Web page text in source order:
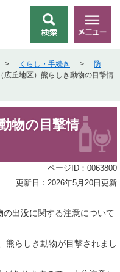
索
メ
ニ
ー
> くらし・手続き >
防
（広丘地区）熊らしき動物の目撃情
物の目撃情
ページID：0063800
更新日：2026年5月20日更新
出没に関する注意について
熊らしき動物が目撃されまし